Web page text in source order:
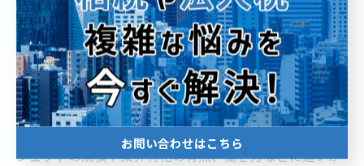
東京都の大手ファームや成長企業の求人状況
実際の年収レンジやキャリアパスの明示
教育・研修制度や成長環境の充実度
たとえば、東京都内にはマーケティングサイエンスやデ
ータ分析を専門とする企業が複数存在し、それぞれプロ
ジェクトの規模や業界特化の有無、働き方などに違いが
お問い合わせはこちら